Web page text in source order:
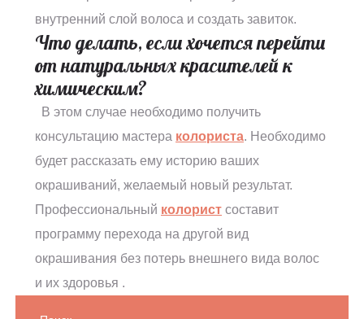
внутренний слой волоса и создать завиток.
Что делать, если хочется перейти
от натуральных красителей к
химическим?
В этом случае необходимо получить
консультацию мастера колориста. Необходимо
будет рассказать ему историю ваших
окрашиваний, желаемый новый результат.
Профессиональный колорист составит
программу перехода на другой вид
окрашивания без потерь внешнего вида волос
и их здоровья .